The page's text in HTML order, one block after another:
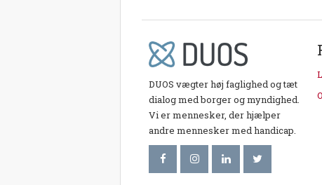
DUOS vægter høj faglighed og tæt
dialog med borger og myndighed.
Vi er mennesker, der hjælper
andre mennesker med handicap.